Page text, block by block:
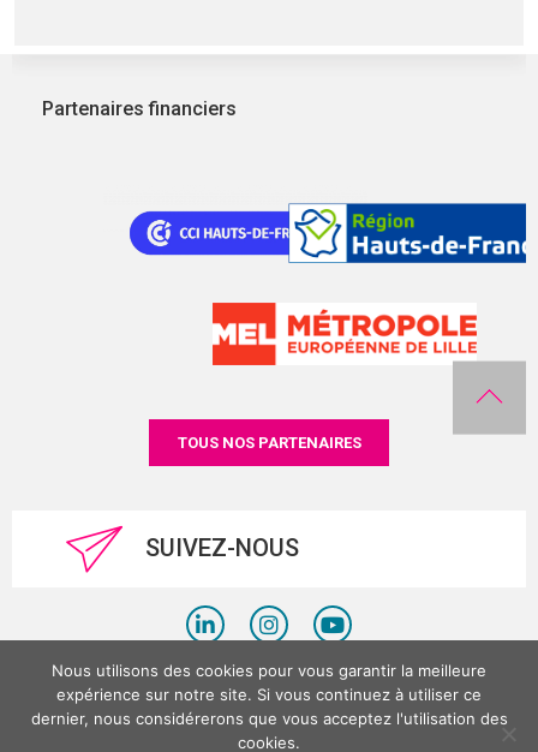
Partenaires financiers
TOUS NOS PARTENAIRES
SUIVEZ-NOUS
Politique de confidentialité
Mentions légales
Nous utilisons des cookies pour vous garantir la meilleure
expérience sur notre site. Si vous continuez à utiliser ce
dernier, nous considérerons que vous acceptez l'utilisation des
cookies.